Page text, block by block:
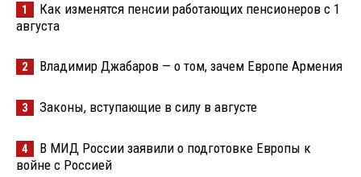
1
Как изменятся пенсии работающих пенсионеров с 1
августа
2 Владимир Джабаров — о том, зачем Европе Армения
3 Законы, вступающие в силу в августе
4
В МИД России заявили о подготовке Европы к
войне с Россией